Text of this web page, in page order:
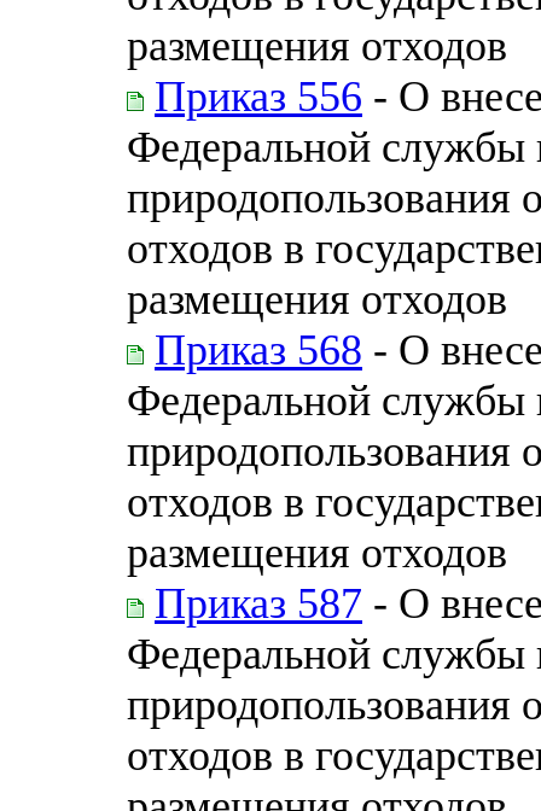
размещения отходов
Приказ 556 - О
Федеральной службы
природопользования
отходов в
размещения отходов
Приказ 568 - О
Федеральной службы
природопользования
отходов в
размещения отходов
Приказ 587 - О
Федеральной службы
природопользования
отходов в